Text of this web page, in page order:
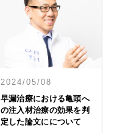
2024/05/08
早漏治療における亀頭へ
の注入材治療の効果を判
定した論文にについて